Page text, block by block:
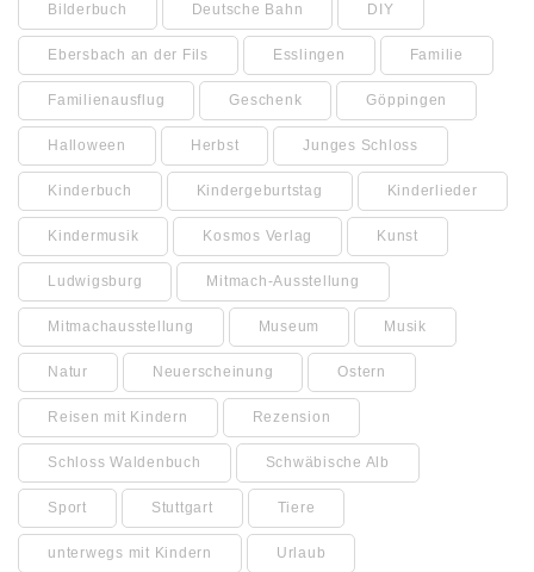
Bilderbuch Deutsche Bahn DIY
Ebersbach an der Fils Esslingen Familie
Familienausflug Geschenk Göppingen
Halloween Herbst Junges Schloss
Kinderbuch Kindergeburtstag Kinderlieder
Kindermusik Kosmos Verlag Kunst
Ludwigsburg Mitmach-Ausstellung
Mitmachausstellung Museum Musik
Natur Neuerscheinung Ostern
Reisen mit Kindern Rezension
Schloss Waldenbuch Schwäbische Alb
Sport Stuttgart Tiere
unterwegs mit Kindern Urlaub